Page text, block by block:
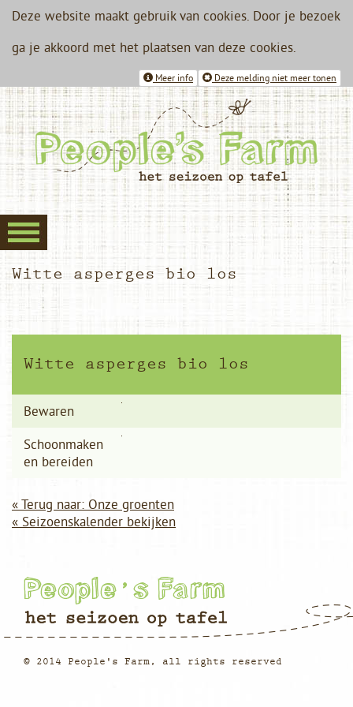
Deze website maakt gebruik van cookies. Door je bezoek
ga je akkoord met het plaatsen van deze cookies.
Deze melding niet meer tonen
Meer info
Witte asperges bio los
Witte asperges bio los
Bewaren
Schoonmaken
en bereiden
« Terug naar: Onze groenten
« Seizoenskalender bekijken
© 2014 People's Farm, all rights reserved